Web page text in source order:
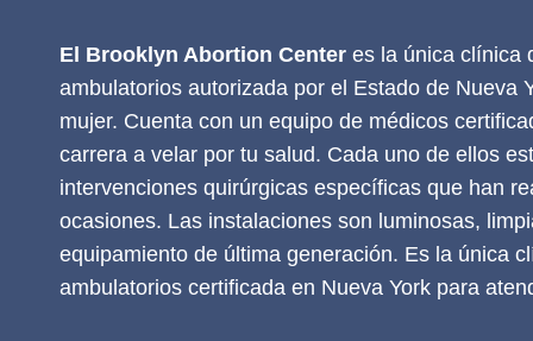
El Brooklyn Abortion Center es la única clínica
ambulatorios autorizada por el Estado de Nueva
mujer. Cuenta con un equipo de médicos
carrera a velar por tu salud. Cada uno de ellos
intervenciones quirúrgicas específicas que han
ocasiones. Las instalaciones son luminosas,
equipamiento de última generación. Es la única
ambulatorios certificada en Nueva York para